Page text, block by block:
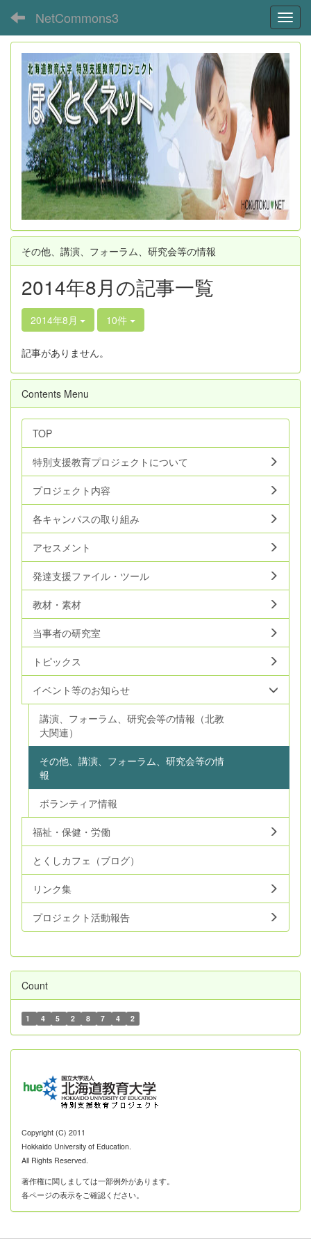
NetCommons3
その他、講演、フォーラム、研究会等の情報
2014年8月の記事一覧
2014年8月 10件
記事がありません。
Contents Menu
TOP
特別支援教育プロジェクトについて
プロジェクト内容
各キャンパスの取り組み
アセスメント
発達支援ファイル・ツール
教材・素材
当事者の研究室
トピックス
イベント等のお知らせ
講演、フォーラム、研究会等の情報（北教
大関連）
その他、講演、フォーラム、研究会等の情
報
ボランティア情報
福祉・保健・労働
とくしカフェ（ブログ）
リンク集
プロジェクト活動報告
Count
1 4 5 2 8 7 4 2
Copyright (C) 2011
Hokkaido University of Education.
All Rights Reserved.
著作権に関しましては一部例外があります。
各ページの表示をご確認ください。